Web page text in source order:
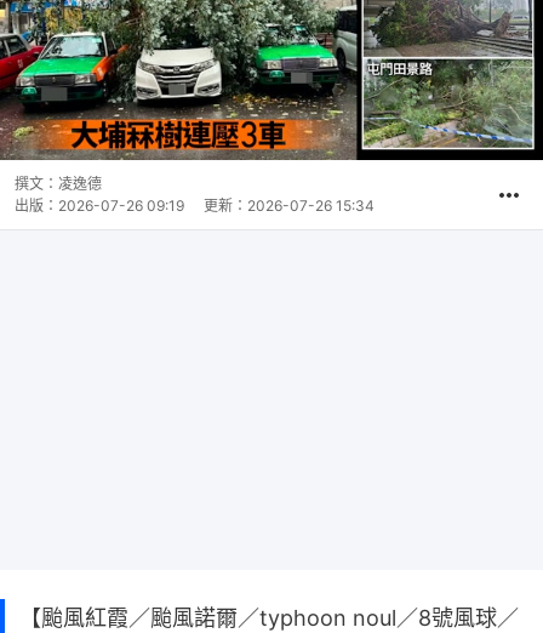
撰文： 凌逸德
出版： 2026-07-26 09:19 更新： 2026-07-26 15:34
【颱風紅霞／颱風諾爾／typhoon noul／8號風球／